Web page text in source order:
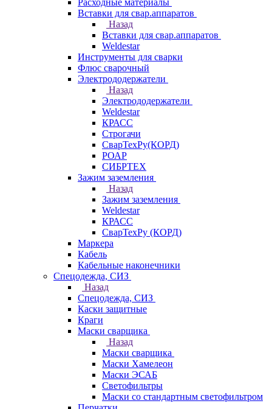
Расходные материалы
Вставки для свар.аппаратов
Назад
Вставки для свар.аппаратов
Weldestar
Инструменты для сварки
Флюс сварочный
Электрододержатели
Назад
Электрододержатели
Weldestar
КРАСС
Строгачи
СварТехРу(КОРД)
РОАР
СИБРТЕХ
Зажим заземления
Назад
Зажим заземления
Weldestar
КРАСС
СварТехРу (КОРД)
Маркера
Кабель
Кабельные наконечники
Спецодежда, СИЗ
Назад
Спецодежда, СИЗ
Каски защитные
Краги
Маски сварщика
Назад
Маски сварщика
Маски Хамелеон
Маски ЭСАБ
Светофильтры
Маски со стандартным светофильтром